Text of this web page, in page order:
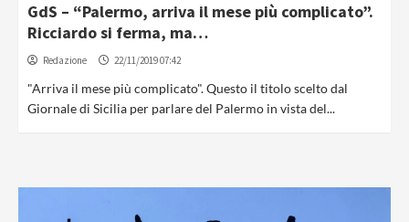
GdS – “Palermo, arriva il mese più complicato”.
Ricciardo si ferma, ma…
Redazione 22/11/2019 07:42
"Arriva il mese più complicato". Questo il titolo scelto dal
Giornale di Sicilia per parlare del Palermo in vista del...